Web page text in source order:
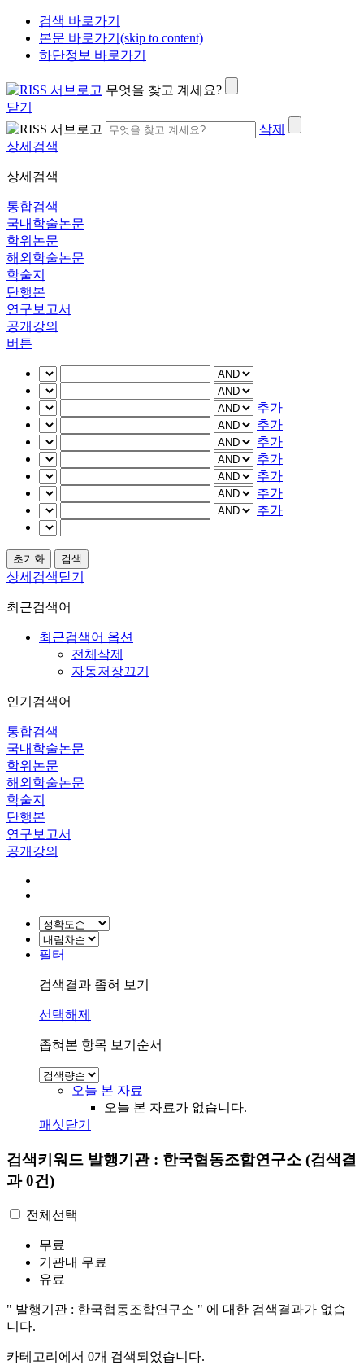
검색 바로가기
본문 바로가기(skip to content)
하단정보 바로가기
무엇을 찾고 계세요?
닫기
삭제
상세검색
상세검색
통합검색
국내학술논문
학위논문
해외학술논문
학술지
단행본
연구보고서
공개강의
버튼
추가
추가
추가
추가
추가
추가
추가
상세검색닫기
최근검색어
최근검색어 옵션
전체삭제
자동저장끄기
인기검색어
통합검색
국내학술논문
학위논문
해외학술논문
학술지
단행본
연구보고서
공개강의
필터
검색결과 좁혀 보기
선택해제
좁혀본 항목 보기순서
오늘 본 자료
오늘 본 자료가 없습니다.
패싯닫기
검색키워드 발행기관 : 한국협동조합연구소 (검색결
과 0건)
전체선택
무료
기관내 무료
유료
" 발행기관 : 한국협동조합연구소 " 에 대한 검색결과가 없습
니다.
카테고리에서 0개 검색되었습니다.